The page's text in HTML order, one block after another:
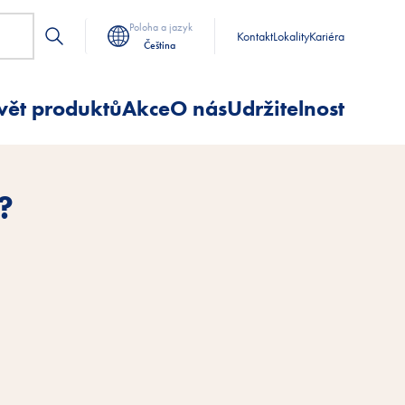
Poloha a jazyk
Čeština
KontaktLokalityKariéra
produktůAkceO násUdržitelnost